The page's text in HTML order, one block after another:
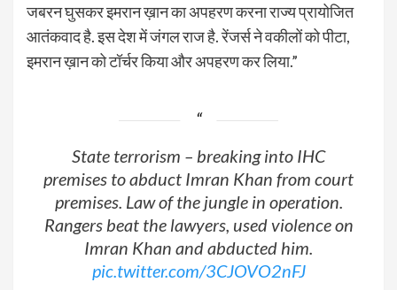
जबरन घुसकर इमरान ख़ान का अपहरण करना राज्य प्रायोजित
आतंकवाद है. इस देश में जंगल राज है. रेंजर्स ने वकीलों को पीटा,
इमरान ख़ान को टॉर्चर किया और अपहरण कर लिया.”
State terrorism – breaking into IHC
premises to abduct Imran Khan from court
premises. Law of the jungle in operation.
Rangers beat the lawyers, used violence on
Imran Khan and abducted him.
pic.twitter.com/3CJOVO2nFJ